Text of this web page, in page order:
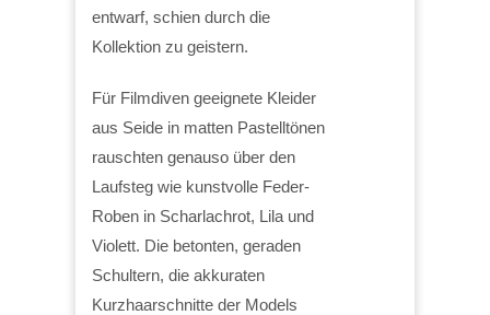
entwarf, schien durch die
Kollektion zu geistern.
Für Filmdiven geeignete Kleider
aus Seide in matten Pastelltönen
rauschten genauso über den
Laufsteg wie kunstvolle Feder-
Roben in Scharlachrot, Lila und
Violett. Die betonten, geraden
Schultern, die akkuraten
Kurzhaarschnitte der Models